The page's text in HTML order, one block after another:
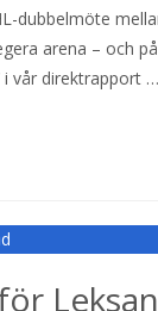
dubbelmöte
arena – och
i vår direktrapport …